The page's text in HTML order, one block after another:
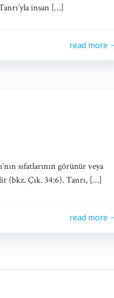
insan […]
read more
sıfatlarının görünür veya
(bkz. Çık. 34:6). Tanrı, […]
read more